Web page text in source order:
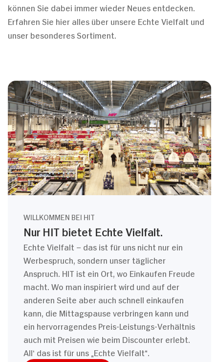
können Sie dabei immer wieder Neues entdecken.
Erfahren Sie hier alles über unsere Echte Vielfalt und
unser besonderes Sortiment.
WILLKOMMEN BEI HIT
Nur HIT bietet Echte Vielfalt.
Echte Vielfalt – das ist für uns nicht nur ein
Werbespruch, sondern unser täglicher
Anspruch. HIT ist ein Ort, wo Einkaufen Freude
macht. Wo man inspiriert wird und auf der
anderen Seite aber auch schnell einkaufen
kann, die Mittagspause verbringen kann und
ein hervorragendes Preis-Leistungs-Verhältnis
auch mit Preisen wie beim Discounter erlebt.
All‘ das ist für uns „Echte Vielfalt“.